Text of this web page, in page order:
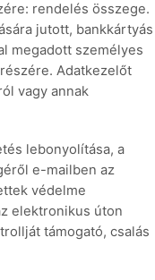
rendelés összege.
jutott, bankkártyás
megadott személyes
Adatkezelőt
vagy annak
lebonyolítása, a
e-mailben az
védelme
elektronikus úton
támogató, csalás